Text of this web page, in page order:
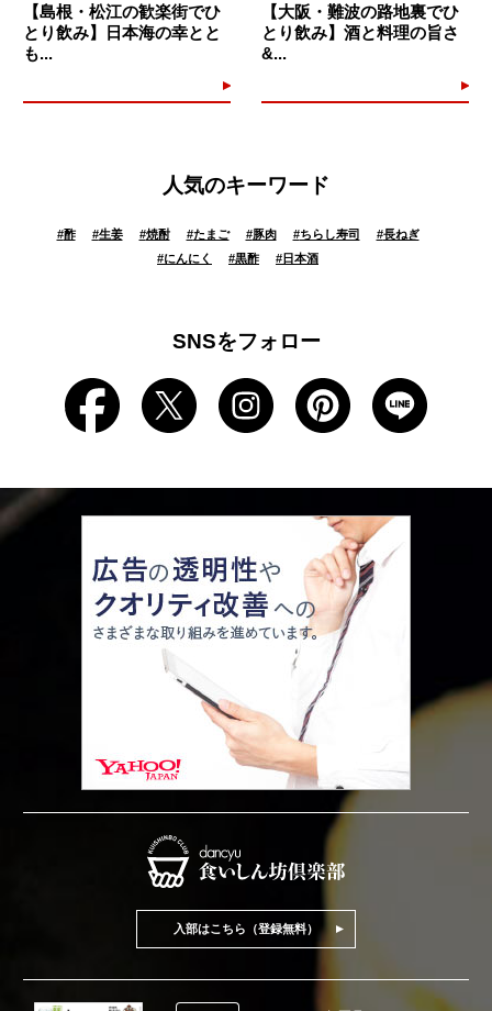
【島根・松江の歓楽街でひ
とり飲み】日本海の幸とと
も...
【大阪・難波の路地裏でひ
とり飲み】酒と料理の旨さ
&...
人気のキーワード
#酢 #生姜 #焼酎 #たまご #豚肉 #ちらし寿司 #長ねぎ
#にんにく #黒酢 # 日本酒
SNSをフォロー
入部はこちら（登録無料）